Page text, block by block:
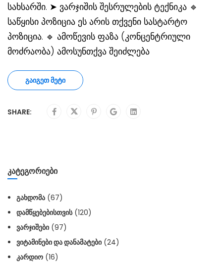
სახსარში. ➤ ვარჯიშის შესრულების ტექნიკა 🔹
საწყისი პოზიცია ეს არის თქვენი სასტარტო
პოზიცია. 🔹 ამოწევის ფაზა (კონცენტრიული
მოძრაობა) ამოსუნთქვა შეიძლება
ᲒᲐᲘᲒᲔᲗ ᲛᲔᲢᲘ
SHARE:
ᲙᲐᲢᲔᲒᲝᲠᲘᲔᲑᲘ
ᲒᲐᲮᲓᲝᲛᲐ (67)
ᲓᲐᲛᲬᲧᲔᲑᲔᲑᲘᲡᲗᲕᲘᲡ(120)
ᲕᲐᲠᲯᲘᲨᲔᲑᲘ (97)
ᲕᲘᲢᲐᲛᲘᲜᲔᲑᲘ ᲓᲐ ᲓᲐᲜᲐᲛᲐᲢᲔᲑᲘ (24)
ᲙᲐᲠᲓᲘᲝ (16)